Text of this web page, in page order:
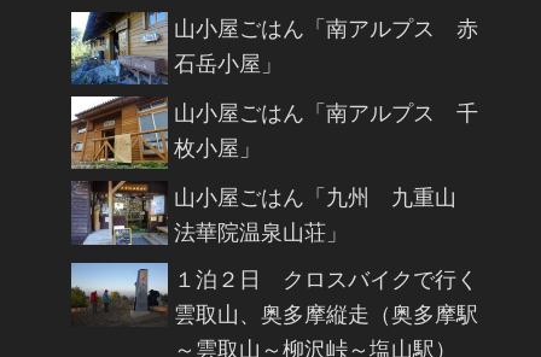
山小屋ごはん「南アルプス 赤
石岳小屋」
山小屋ごはん「南アルプス 千
枚小屋」
山小屋ごはん「九州 九重山
法華院温泉山荘」
１泊２日 クロスバイクで行く
雲取山、奥多摩縦走（奥多摩駅
～雲取山～柳沢峠～塩山駅）